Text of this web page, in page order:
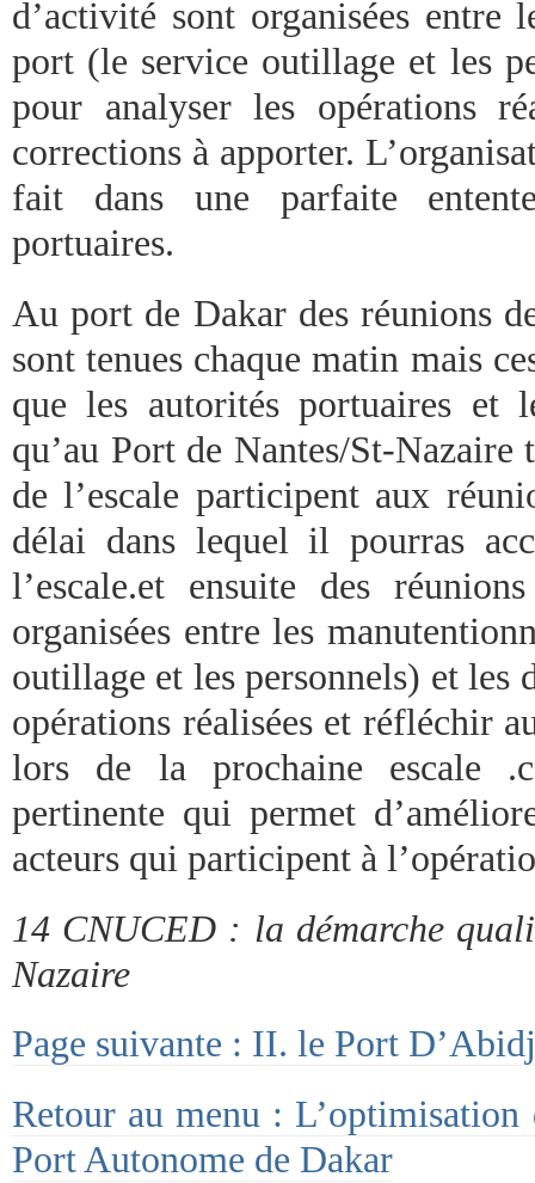
d’activité sont organisées entre
port (le service outillage et les
pour analyser les opérations
corrections à apporter.
fait dans une parfaite
portuaires.
Au port de Dakar des réunions
sont tenues chaque matin mais
que les autorités portuaires et
qu’au Port de Nantes/St-
de l’escale participent aux
délai dans lequel il pourras
l’escale.et ensuite des
organisées entre les
outillage et les personnels) et les
opérations réalisées et réfléchir
lors de la prochaine escale
pertinente qui permet
acteurs qui participent à
14 CNUCED : la démarche
Nazaire
Page suivante : II. le Port
Retour au menu : L’optimisation
Port Autonome de Dakar